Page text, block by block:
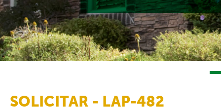
SOLICITAR - LAP-482